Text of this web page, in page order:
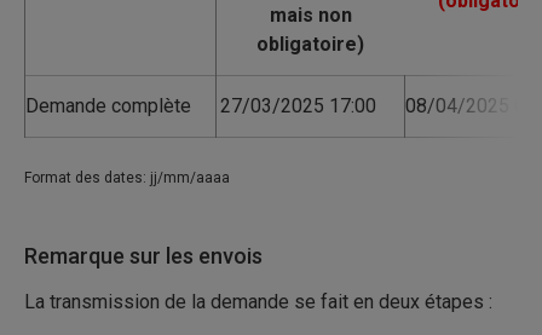
Demande complète 27/03/2025 17:00 08/04/2025
Format des dates: jj/mm/aaaa
Remarque sur les envois
La transmission de la demande se fait en deux étapes :